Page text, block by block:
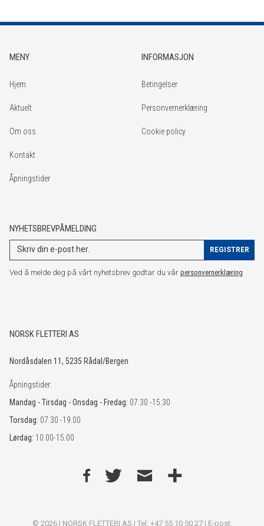
MENY
Hjem
Aktuelt
Om oss
Kontakt
Åpningstider
INFORMASJON
Betingelser
Personvernerklæring
Cookie policy
NYHETSBREVPÅMELDING
Ved å melde deg på vårt nyhetsbrev godtar du vår personvernerklæring
NORSK FLETTERI AS
Nordåsdalen 11, 5235 Rådal/Bergen
Åpningstider:
Mandag - Tirsdag - Onsdag - Fredag: 07.30 -15.30
Torsdag: 07.30 -19.00
Lørdag: 10.00-15.00
© 2026 | NORSK FLETTERI AS | Tel: +47 55 10 50 27 | E-post: